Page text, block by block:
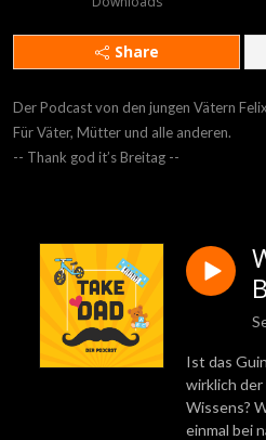
Share
Der Podcast von den jungen Vätern
Für Väter, Mütter und alle anderen.
-- Thank god it’s Breitag --
Ist das
wirklich der
Wissens?
einmal bei